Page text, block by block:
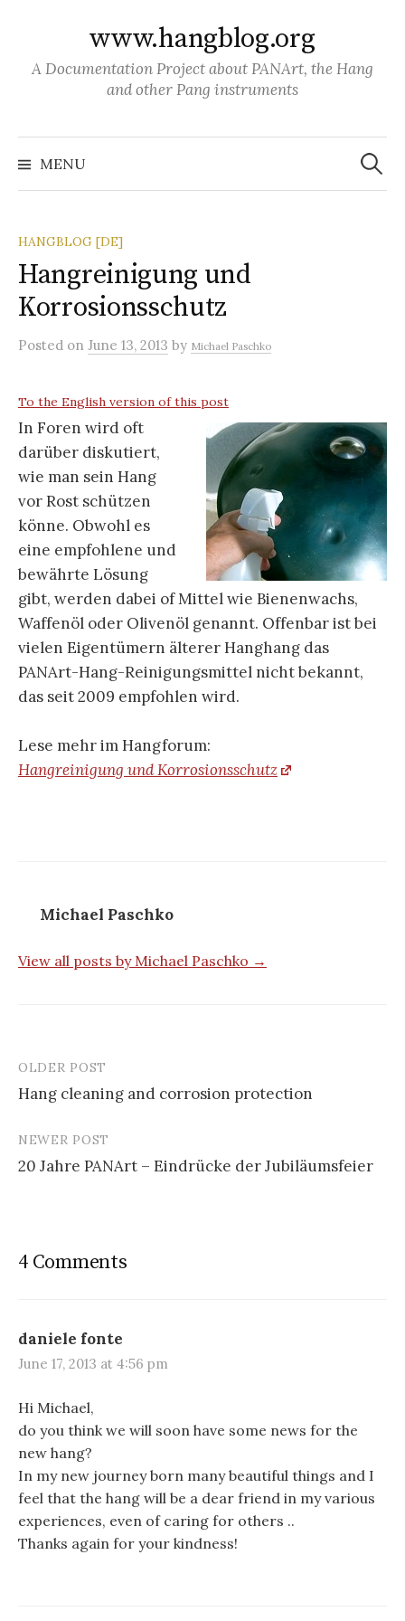
o
c
n
t
www.hangblog.org
A Documentation Project about PANArt, the Hang
and other Pang instruments
MENU e
a
HANGBLOG [DE]
Hangreinigung und
Korrosionsschutz
Posted on June 13, 2013 by Michael Paschko
To the English version of this post
In Foren wird oft
darüber diskutiert,
wie man sein Hang
vor Rost schützen
könne. Obwohl es
eine empfohlene und
bewährte Lösung
gibt, werden dabei of Mittel wie Bienenwachs,
Waffenöl oder Olivenöl genannt. Offenbar ist bei
vielen Eigentümern älterer Hanghang das
PANArt-Hang-Reinigungsmittel nicht bekannt,
das seit 2009 empfohlen wird.
Lese mehr im Hangforum:
Hangreinigung und Korrosionsschutz
Michael Paschko
View all posts by Michael Paschko →
o
n
i
g
a
t
i
o
n
OLDER POST
Hang cleaning and corrosion protection
NEWER POST
20 Jahre PANArt – Eindrücke der Jubiläumsfeier
4 Comments
daniele fonte
June 17, 2013 at 4:56 pm
Hi Michael,
do you think we will soon have some news for the
new hang?
In my new journey born many beautiful things and I
feel that the hang will be a dear friend in my various
experiences, even of caring for others ..
Thanks again for your kindness!